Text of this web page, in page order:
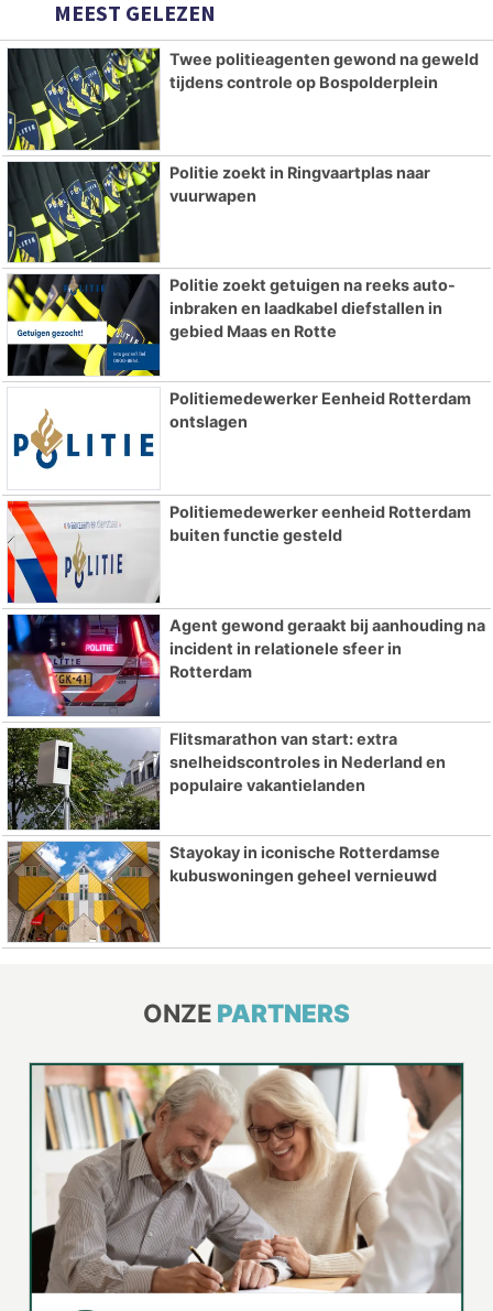
MEEST GELEZEN
Twee politieagenten gewond na geweld
tijdens controle op Bospolderplein
Politie zoekt in Ringvaartplas naar
vuurwapen
Politie zoekt getuigen na reeks auto-
inbraken en laadkabel diefstallen in
gebied Maas en Rotte
Politiemedewerker Eenheid Rotterdam
ontslagen
Politiemedewerker eenheid Rotterdam
buiten functie gesteld
Agent gewond geraakt bij aanhouding na
incident in relationele sfeer in
Rotterdam
Flitsmarathon van start: extra
snelheidscontroles in Nederland en
populaire vakantielanden
Stayokay in iconische Rotterdamse
kubuswoningen geheel vernieuwd
ONZE PARTNERS